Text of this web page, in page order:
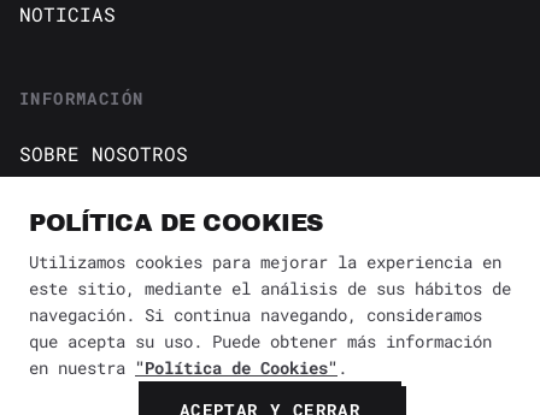
NOTICIAS
INFORMACIÓN
SOBRE NOSOTROS
CONTACTO
Política de cookies
© 2026 Revista Yaconic. Todos los derechos reservados.
✕
BÚSQUEDA
POLÍTICA DE COOKIES
Utilizamos cookies para mejorar la experiencia en
este sitio, mediante el análisis de sus hábitos de
navegación. Si continua navegando, consideramos
que acepta su uso. Puede obtener más información
en nuestra "Política de Cookies" .
ACEPTAR Y CERRAR